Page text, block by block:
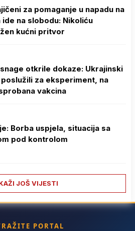
za pomaganje u napadu na
ide na slobodu: Nikoliću
kućni pritvor
otkrile dokaze: Ukrajinski
za eksperiment, na
vakcina
Borba uspjela, situacija sa
pod kontrolom
JOŠ VIJESTI
PORTAL